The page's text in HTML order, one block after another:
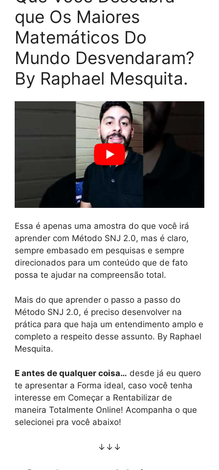
que Os Maiores
Matemáticos Do
Mundo Desvendaram?
By Raphael Mesquita.
Essa é apenas uma amostra do que você irá
aprender com Método SNJ 2.0, mas é claro,
sempre embasado em pesquisas e sempre
direcionados para um conteúdo que de fato
possa te ajudar na compreensão total.
Mais do que aprender o passo a passo do
Método SNJ 2.0, é preciso desenvolver na
prática para que haja um entendimento amplo e
completo a respeito desse assunto. By Raphael
Mesquita.
E antes de qualquer coisa… desde já eu quero
te apresentar a Forma ideal, caso você tenha
interesse em Começar a Rentabilizar de
maneira Totalmente Online! Acompanha o que
selecionei pra você abaixo!
↓↓↓